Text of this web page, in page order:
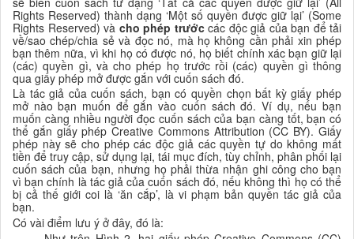
Rights Reserved) thành dạng ‘Một số quyền được giữ lại’ (Some
Rights Reserved) và cho phép trướccác độc giả của bạn để tải
về/sao chép/chia sẻ và đọc nó, mà họ không cần phải xin phép
bạn thêm nữa, vì khi họ có được nó, họ biết chính xác bạn giữ lại
(các) quyền gì, và cho phép họ trước rồi (các) quyền gì thông
qua giấy phép mở được gắn với cuốn sách đó.
Là tác giả của cuốn sách, bạn có quyền chọn bất kỳ giấy phép
mở nào bạn muốn để gắn vào cuốn sách đó. Ví dụ, nếu bạn
muốn càng nhiều người đọc cuốn sách của bạn càng tốt, bạn có
thể gắn giấy phép Creative Commons Attribution (CC BY). Giấy
phép này sẽ cho phép các độc giả các quyền tự do không mất
tiền để truy cập, sử dụng lại, tái mục đích, tùy chỉnh, phân phối lại
cuốn sách của bạn, nhưng họ phải thừa nhận ghi công cho bạn
vì bạn chính là tác giả của cuốn sách đó, nếu không thì họ có thể
bị cả thế giới coi là ‘ăn cắp’, là vi phạm bản quyền tác giả của
bạn.
Có vài điểm lưu ý ở đây, đó là: